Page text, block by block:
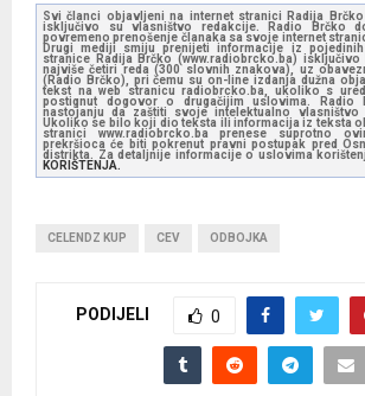
Svi članci objavljeni na internet stranici Radija Brčko
isključivo su vlasništvo redakcije. Radio Brčko
povremeno prenošenje članaka sa svoje internet
Drugi mediji smiju prenijeti informacije iz
stranice Radija Brčko (www.radiobrcko.ba)
najviše četiri reda (300 slovnih znakova), uz
(Radio Brčko), pri čemu su on-line izdanja dužna
tekst na web stranicu radiobrcko.ba, ukoliko s
postignut dogovor o drugačijim uslovima. Radio
nastojanju da zaštiti svoje intelektualno
Ukoliko se bilo koji dio teksta ili informacija iz teksta
stranici www.radiobrcko.ba prenese suprotno
prekršioca će biti pokrenut pravni postupak pred
distrikta. Za detaljnije informacije o uslovima
KORIŠTENJA.
CELENDZ KUP CEV ODBOJKA
PODIJELI 0